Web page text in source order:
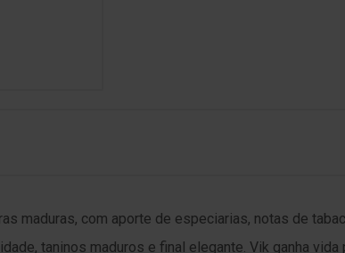
maduras, com aporte de especiarias, notas de
taninos maduros e final elegante. Vik ganha